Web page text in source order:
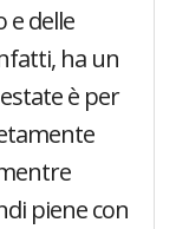
e delle
ha un
è per
piene con